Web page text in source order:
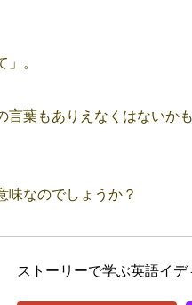
。
言葉もありえなくはないか
味なのでしょうか？
ストーリーで学ぶ英語イ